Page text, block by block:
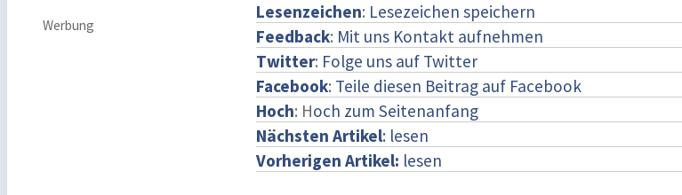
Werbung
Lesenzeichen: Lesezeichen speichern
Feedback: Mit uns Kontakt aufnehmen
Twitter: Folge uns auf Twitter
Facebook: Teile diesen Beitrag auf Facebook
Hoch: Hoch zum Seitenanfang
Nächsten Artikel: lesen
Vorherigen Artikel: lesen